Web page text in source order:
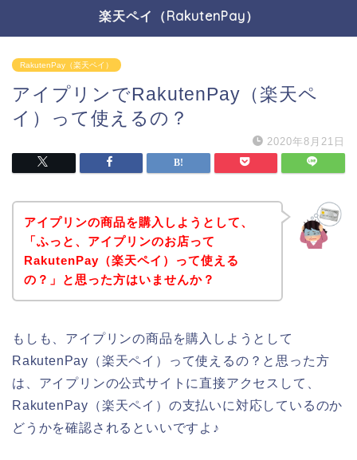
楽天ペイ（RakutenPay）
RakutenPay（楽天ペイ）
アイプリンでRakutenPay（楽天ペ
イ）って使えるの？
2020年8月21日
アイプリンの商品を購入しようとして、
「ふっと、アイプリンのお店って
RakutenPay（楽天ペイ）って使える
の？」と思った方はいませんか？
もしも、アイプリンの商品を購入しようとして
RakutenPay（楽天ペイ）って使えるの？と思った方
は、アイプリンの公式サイトに直接アクセスして、
RakutenPay（楽天ペイ）の支払いに対応しているのか
どうかを確認されるといいですよ♪